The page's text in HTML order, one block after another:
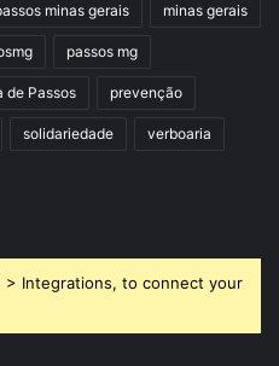
minas gerais minas gerais
passos mg
de Passos prevenção
solidariedade verboaria
Integrations, to connect your